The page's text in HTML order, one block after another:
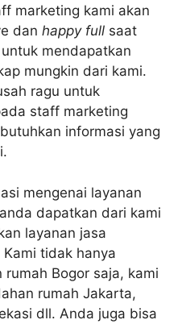
marketing kami akan
dan happy full saat
mendapatkan
mungkin dari kami.
ragu untuk
staff marketing
informasi yang
mengenai layanan
dapatkan dari kami
layanan jasa
tidak hanya
Bogor saja, kami
rumah Jakarta,
dll. Anda juga bisa